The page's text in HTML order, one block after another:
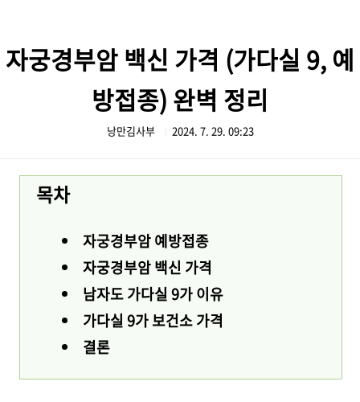
자궁경부암 백신 가격 (가다실 9, 예
방접종) 완벽 정리
낭만김사부 2024. 7. 29. 09:23
목차
자궁경부암 예방접종
자궁경부암 백신 가격
남자도 가다실 9가 이유
가다실 9가 보건소 가격
결론